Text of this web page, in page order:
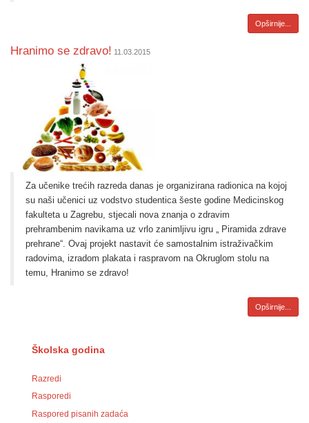
Opširnije...
Hranimo se zdravo! 11.03.2015
Za učenike trećih razreda danas je organizirana radionica na kojoj
su naši učenici uz vodstvo studentica šeste godine Medicinskog
fakulteta u Zagrebu, stjecali nova znanja o zdravim
prehrambenim navikama uz vrlo zanimljivu igru „ Piramida zdrave
prehrane“. Ovaj projekt nastavit će samostalnim istraživačkim
radovima, izradom plakata i raspravom na Okruglom stolu na
temu, Hranimo se zdravo!
Opširnije...
Školska godina
Razredi
Rasporedi
Raspored pisanih zadaća